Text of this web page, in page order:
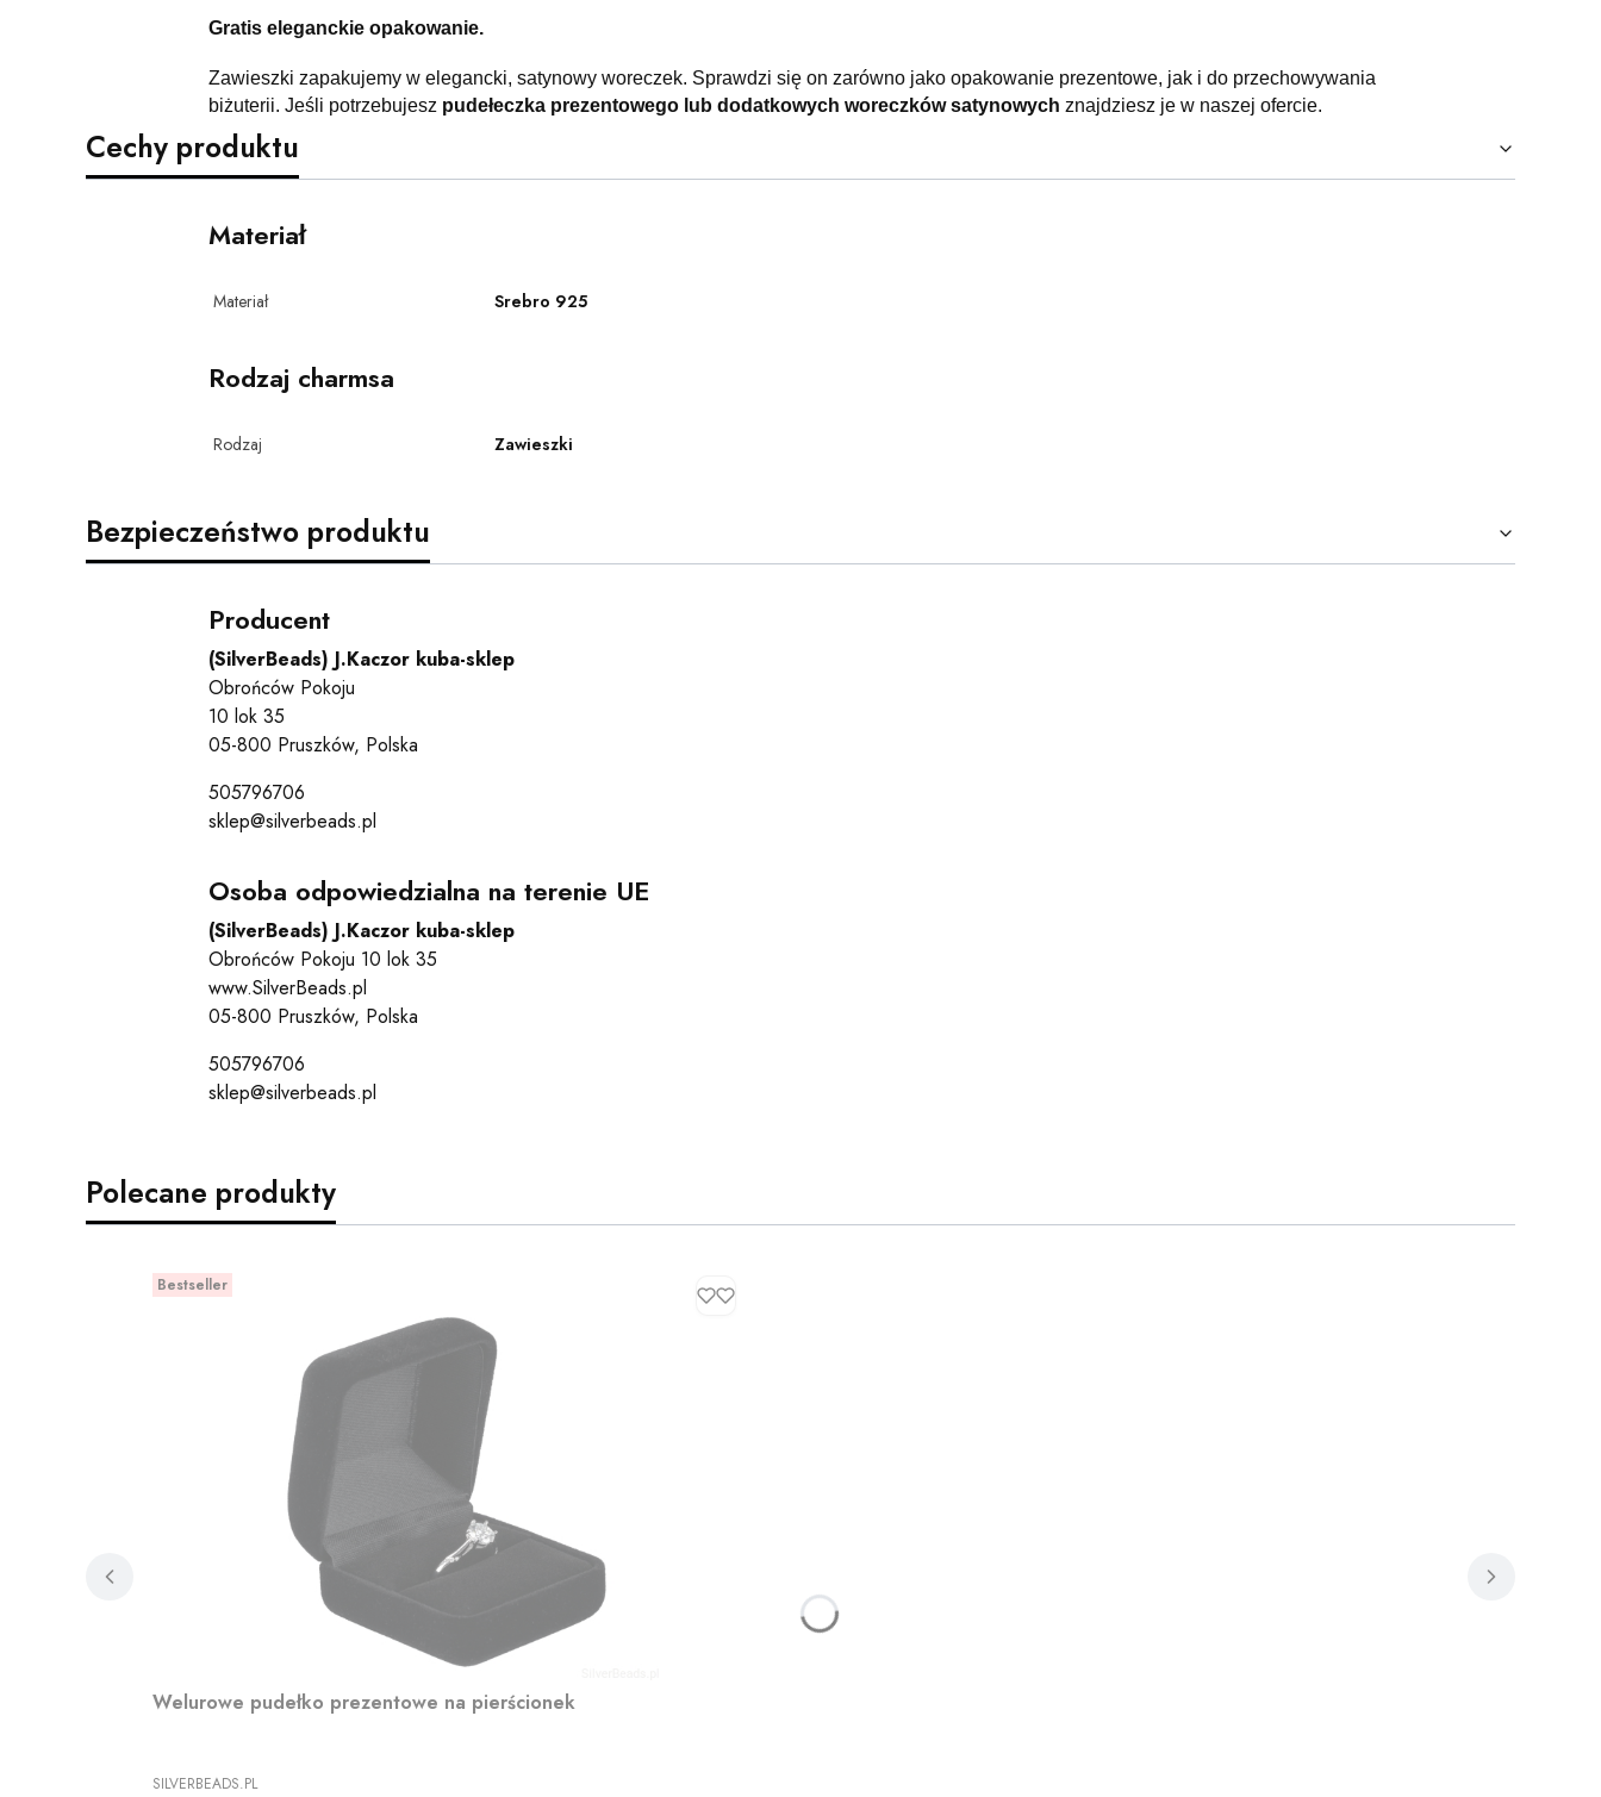
Gratis eleganckie opakowanie.
Zawieszki zapakujemy w elegancki, satynowy woreczek. Sprawdzi się on zarówno jako opakowanie prezentowe, jak i do przechowywania
biżuterii. Jeśli potrzebujesz pudełeczka prezentowego lub dodatkowych woreczków satynowych znajdziesz je w naszej ofercie.
Cechy produktu
Materiał
Materiał Srebro 925
Rodzaj charmsa
Rodzaj Zawieszki
Bezpieczeństwo produktu
Producent
(SilverBeads) J.Kaczor kuba-sklep
Obrońców Pokoju
10 lok 35
05-800 Pruszków, Polska
505796706
sklep@silverbeads.pl
Osoba odpowiedzialna na terenie UE
(SilverBeads) J.Kaczor kuba-sklep
Obrońców Pokoju 10 lok 35
www.SilverBeads.pl
05-800 Pruszków, Polska
505796706
sklep@silverbeads.pl
Polecane produkty
Bestseller
Welurowe pudełko prezentowe na pierścionek
PRODUCENT
SILVERBEADS.PL